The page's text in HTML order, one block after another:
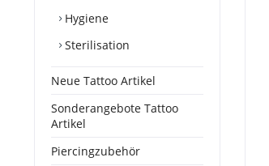
Hygiene
Sterilisation
Neue Tattoo Artikel
Sonderangebote Tattoo
Artikel
Piercingzubehör